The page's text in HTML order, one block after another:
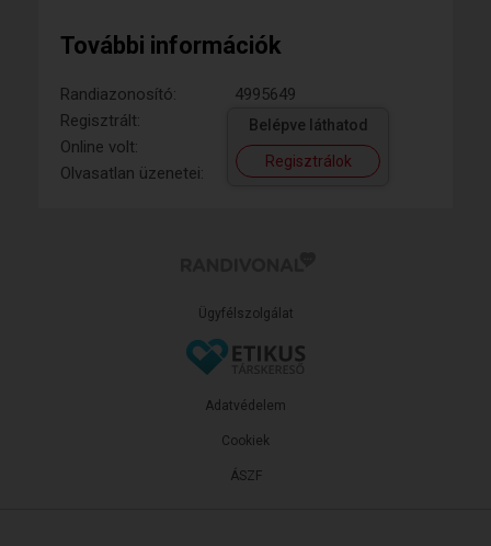
További információk
Randiazonosító:
4995649
Regisztrált:
Online volt:
Olvasatlan üzenetei:
Belépve láthatod
Regisztrálok
Ügyfélszolgálat
ÁSZF
Adatvédelem
Cookiek